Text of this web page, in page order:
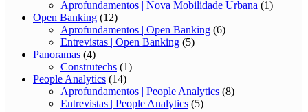
Aprofundamentos | Nova Mobilidade Urbana (1)
Open Banking (12)
Aprofundamentos | Open Banking (6)
Entrevistas | Open Banking (5)
Panoramas (4)
Construtechs (1)
People Analytics (14)
Aprofundamentos | People Analytics (8)
Entrevistas | People Analytics (5)